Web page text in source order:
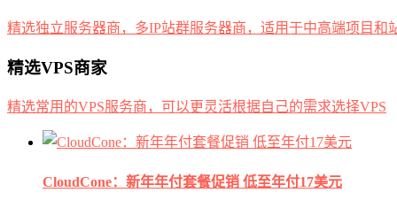
精选独立服务器商，多IP站群服务器商，适用于中高端项目和
精选VPS商家
精选常用的VPS服务商，可以更灵活根据自己的需求选择VPS
CloudCone：新年年付套餐促销 低至年付17美元